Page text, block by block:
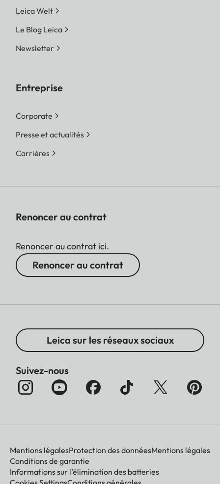
Leica Welt
Le Blog Leica
Newsletter
Entreprise
Corporate
Presse et actualités
Carrières
Renoncer au contrat
Renoncer au contrat ici.
Renoncer au contrat
Leica sur les réseaux sociaux
Suivez-nous
Mentions légalesProtection des donnéesMentions légales
Conditions de garantie
Informations sur l’élimination des batteries